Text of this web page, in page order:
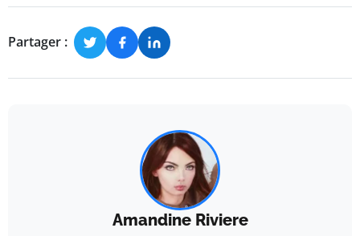
Partager :
Amandine Riviere